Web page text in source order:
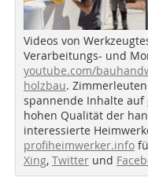
Videos von
Verarbeitungs- und
youtube.com/
holzbau.
spannende Inhalte auf
hohen Qualität der
interessierte
profiheimwerker.info
Xing, Twitter und